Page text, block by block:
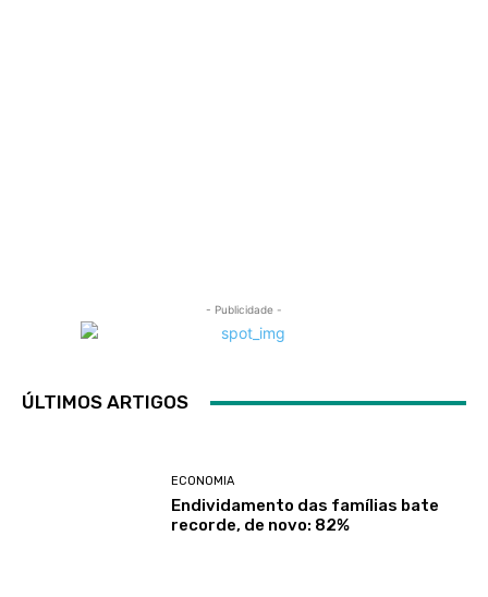
- Publicidade -
ÚLTIMOS ARTIGOS
ECONOMIA
Endividamento das famílias bate
recorde, de novo: 82%